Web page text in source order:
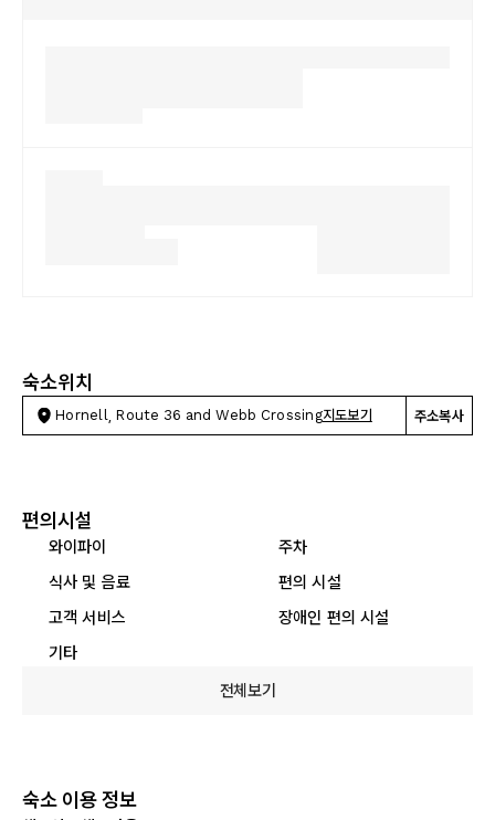
숙소위치
Hornell, Route 36 and Webb Crossing지도보기 주소복사
편의시설
와이파이
주차
식사 및 음료
편의 시설
고객 서비스
장애인 편의 시설
기타
전체보기
숙소 이용 정보